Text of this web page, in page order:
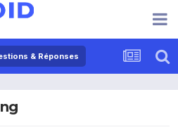
& Réponses